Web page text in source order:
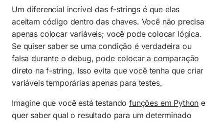
Um diferencial incrível das f-strings é que elas
aceitam código dentro das chaves. Você não precisa
apenas colocar variáveis; você pode colocar lógica.
Se quiser saber se uma condição é verdadeira ou
falsa durante o debug, pode colocar a comparação
direto na f-string. Isso evita que você tenha que criar
variáveis temporárias apenas para testes.
Imagine que você está testandofunções em Python e
quer saber qual o resultado para um determinado